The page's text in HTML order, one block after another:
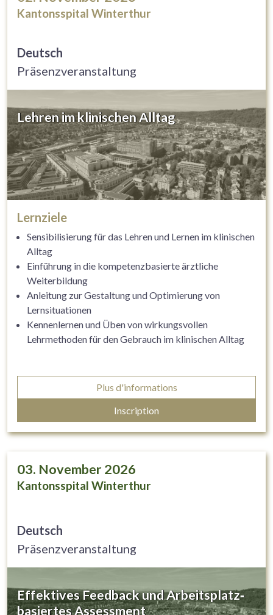
Kantonsspital Winterthur
Deutsch
Präsenzveranstaltung
Lehren im klinischen Alltag
Lernziele
Sensibilisierung für das Lehren und Lernen im klinischen
Alltag
Einführung in die kompetenzbasierte ärztliche
Weiterbildung
Anleitung zur Gestaltung und Optimierung von
Lernsituationen
Kennenlernen und Üben von wirkungsvollen
Lehrmethoden für den Gebrauch im klinischen Alltag
Plus d'informations
Inscription
03. November 2026
Kantonsspital Winterthur
Deutsch
Präsenzveranstaltung
Effektives Feedback und Arbeitsplatz‐
basiertes Assessment